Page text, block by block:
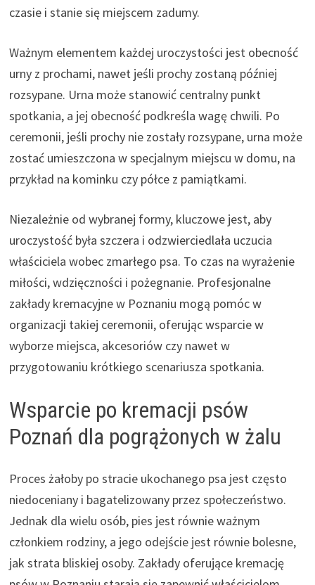
czasie i stanie się miejscem zadumy.
Ważnym elementem każdej uroczystości jest obecność
urny z prochami, nawet jeśli prochy zostaną później
rozsypane. Urna może stanowić centralny punkt
spotkania, a jej obecność podkreśla wagę chwili. Po
ceremonii, jeśli prochy nie zostały rozsypane, urna może
zostać umieszczona w specjalnym miejscu w domu, na
przykład na kominku czy półce z pamiątkami.
Niezależnie od wybranej formy, kluczowe jest, aby
uroczystość była szczera i odzwierciedlała uczucia
właściciela wobec zmarłego psa. To czas na wyrażenie
miłości, wdzięczności i pożegnanie. Profesjonalne
zakłady kremacyjne w Poznaniu mogą pomóc w
organizacji takiej ceremonii, oferując wsparcie w
wyborze miejsca, akcesoriów czy nawet w
przygotowaniu krótkiego scenariusza spotkania.
Wsparcie po kremacji psów
Poznań dla pogrążonych w żalu
Proces żałoby po stracie ukochanego psa jest często
niedoceniany i bagatelizowany przez społeczeństwo.
Jednak dla wielu osób, pies jest równie ważnym
członkiem rodziny, a jego odejście jest równie bolesne,
jak strata bliskiej osoby. Zakłady oferujące kremację